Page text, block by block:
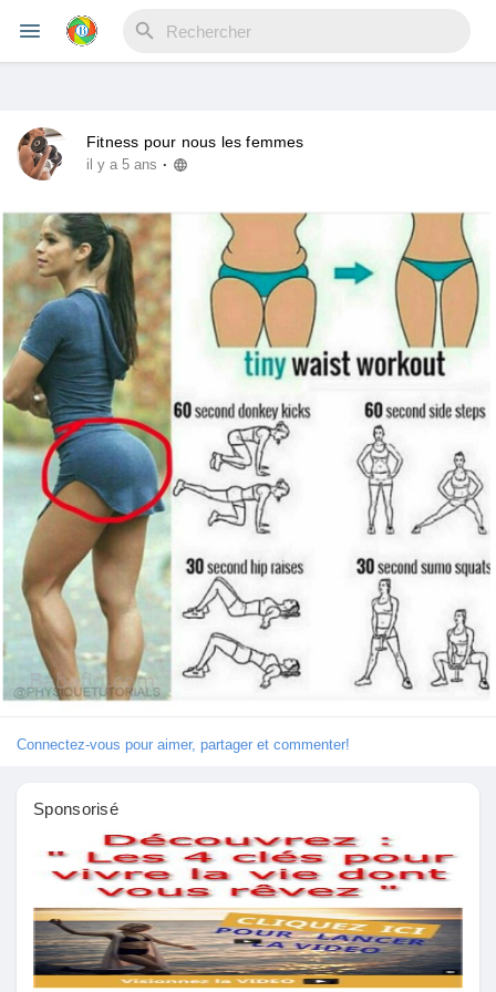
Reels
Découvrir Evènements
Mes événements
Découvrir Blogs
Mes Articles
Découvrir Marketplace
Mes produits
Mes groupes
Découvrir Pages
Fitness pour nous les femmes
il y a 5 ans ·
Connectez-vous pour aimer, partager et commenter!
Sponsorisé